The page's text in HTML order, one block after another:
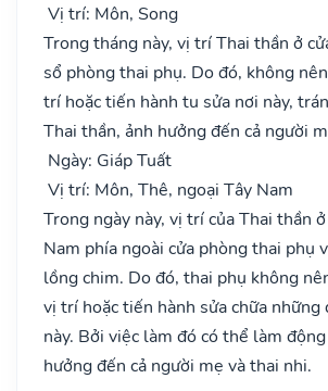
Vị trí: Môn, Song
Trong tháng này, vị trí Thai thần ở
sổ phòng thai phụ. Do đó, không
trí hoặc tiến hành tu sửa nơi này,
Thai thần, ảnh hưởng đến cả người
Ngày: Giáp Tuất
Vị trí: Môn, Thê, ngoại Tây Nam
Trong ngày này, vị trí của Thai thần
Nam phía ngoài cửa phòng thai phụ
lồng chim. Do đó, thai phụ không
vị trí hoặc tiến hành sửa chữa những
này. Bởi việc làm đó có thể làm
hưởng đến cả người mẹ và thai nhi.